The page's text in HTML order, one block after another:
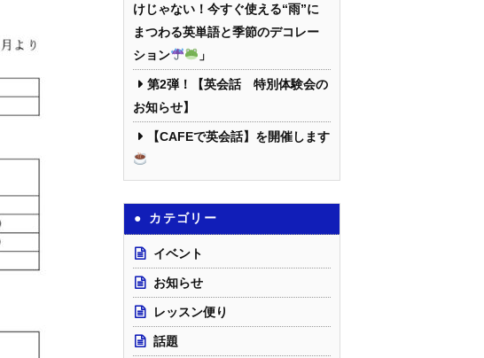
けじゃない！今すぐ使える“雨”に
まつわる英単語と季節のデコレー
ション
」
第2弾！【英会話 特別体験会の
お知らせ】
【CAFEで英会話】を開催します
カテゴリー
イベント
お知らせ
レッスン便り
話題